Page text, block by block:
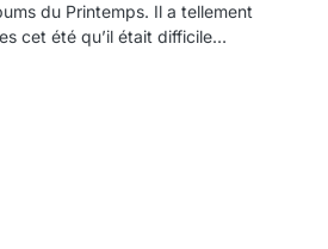
du Printemps. Il a tellement
cet été qu’il était difficile…